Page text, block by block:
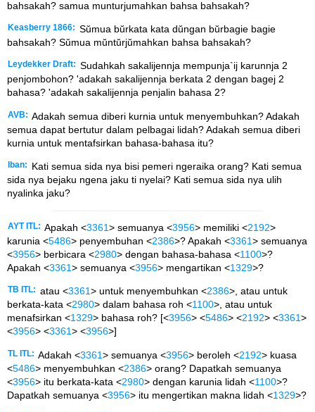
bahsakah? samua munturjumahkan bahsa bahsakah?
Keasberry 1866: Sŭmua bŭrkata kata dŭngan bŭrbagie bagie
bahsakah? Sŭmua mŭntŭrjŭmahkan bahsa bahsakah?
Leydekker Draft: Sudahkah sakalijennja mempunja`ij karunnja 2
penjombohon? 'adakah sakalijennja berkata 2 dengan bagej 2
bahasa? 'adakah sakalijennja penjalin bahasa 2?
AVB: Adakah semua diberi kurnia untuk menyembuhkan? Adakah
semua dapat bertutur dalam pelbagai lidah? Adakah semua diberi
kurnia untuk mentafsirkan bahasa-bahasa itu?
Iban:
Kati semua sida nya bisi pemeri ngeraika orang? Kati semua
sida nya bejaku ngena jaku ti nyelai? Kati semua sida nya ulih
nyalinka jaku?
AYT ITL: Apakah <3361> semuanya <3956> memiliki <2192>
karunia <5486> penyembuhan <2386>? Apakah <3361> semuanya
<3956> berbicara <2980> dengan bahasa-bahasa <1100>?
Apakah <3361> semuanya <3956> mengartikan <1329>?
TB ITL: atau <3361> untuk menyembuhkan <2386>, atau untuk
berkata-kata <2980> dalam bahasa roh <1100>, atau untuk
menafsirkan <1329> bahasa roh? [<3956> <5486> <2192> <3361>
<3956> <3361> <3956>]
TL ITL: Adakah <3361> semuanya <3956> beroleh <2192> kuasa
<5486> menyembuhkan <2386> orang? Dapatkah semuanya
<3956> itu berkata-kata <2980> dengan karunia lidah <1100>?
Dapatkah semuanya <3956> itu mengertikan makna lidah <1329>?